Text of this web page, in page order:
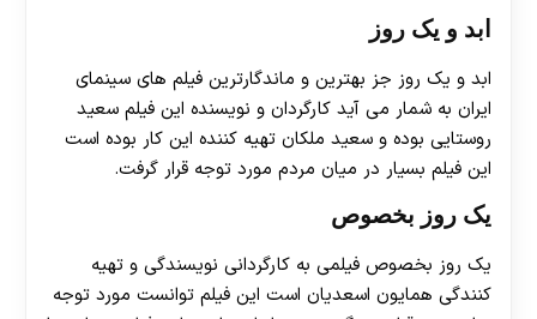
ابد و یک روز
ابد و یک روز جز بهترین و ماندگارترین فیلم های سینمای
ایران به شمار می آید کارگردان و نویسنده این فیلم سعید
روستایی بوده و سعید ملکان تهیه کننده این کار بوده است
این فیلم بسیار در میان مردم مورد توجه قرار گرفت.
یک روز بخصوص
یک روز بخصوص فیلمی به کارگردانی نویسندگی و تهیه
کنندگی همایون اسعدیان است این فیلم توانست مورد توجه